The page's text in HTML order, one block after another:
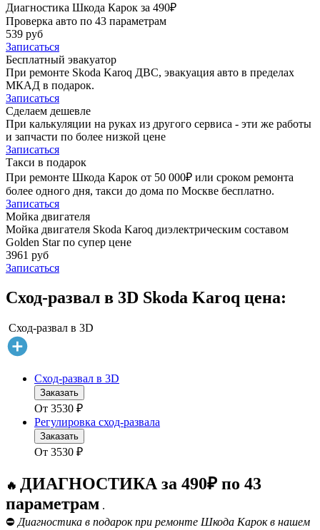
Диагностика Шкода Карок за 490₽
Проверка авто по 43 параметрам
539 руб
Записаться
Бесплатный эвакуатор
При ремонте Skoda Karoq ДВС, эвакуация авто в пределах
МКАД в подарок.
Записаться
Сделаем дешевле
При калькуляции на руках из другого сервиса - эти же работы
и запчасти по более низкой цене
Записаться
Такси в подарок
При ремонте Шкода Карок от 50 000₽ или сроком ремонта
более одного дня, такси до дома по Москве бесплатно.
Записаться
Мойка двигателя
Мойка двигателя Skoda Karoq диэлектрическим составом
Golden Star по супер цене
3961 руб
Записаться
Сход-развал в 3D Skoda Karoq цена:
Сход-развал в 3D
Сход-развал в 3D
Заказать
От 3530 ₽
Регулировка сход-развала
Заказать
От 3530 ₽
🔥 ДИАГНОСТИКА за 490₽ по 43
параметрам .
⛔ Диагностика в подарок при ремонте Шкода Карок в нашем